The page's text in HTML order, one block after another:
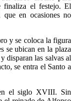
finaliza el festejo. El
en ocasiones no
y se coloca la figura
se ubican en la plaza
disparan las salvas al
se entra el Santo a
el siglo XVIII. Sin